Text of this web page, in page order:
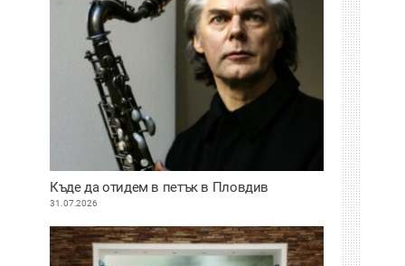
Къде да отидем в петък в Пловдив
31.07.2026